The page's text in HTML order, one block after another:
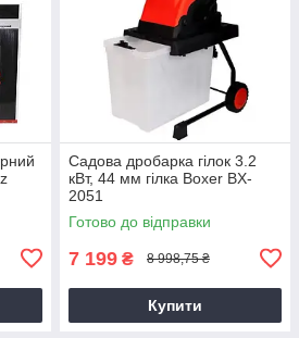
Садова дробарка гілок 3.2
кВт, 44 мм гілка Boxer BX-
2051
Готово до відправки
7 199 ₴ 8 998,75 ₴
Купити